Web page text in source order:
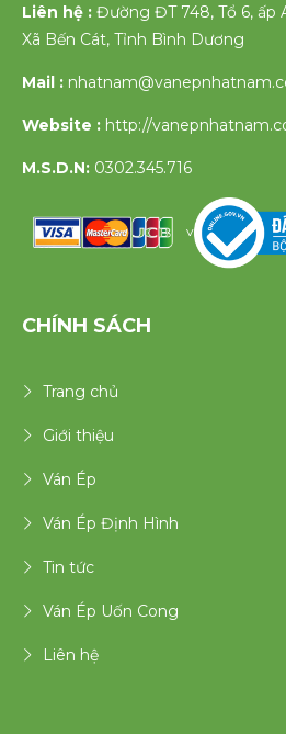
Liên hệ : Đường ĐT 748, Tổ 6, ấp
Xã Bến Cát, Tỉnh Bình Dương
Mail :
Website : http://
M.S.D.N: 0302.345.716
v
CHÍNH SÁCH
Trang chủ
Giới thiệu
Ván Ép
Ván Ép Định Hình
Tin tức
Ván Ép Uốn Cong
Liên hệ